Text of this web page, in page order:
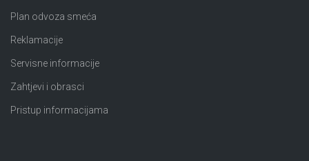
Plan odvoza smeća
Reklamacije
Servisne informacije
Zahtjevi i obrasci
Pristup informacijama